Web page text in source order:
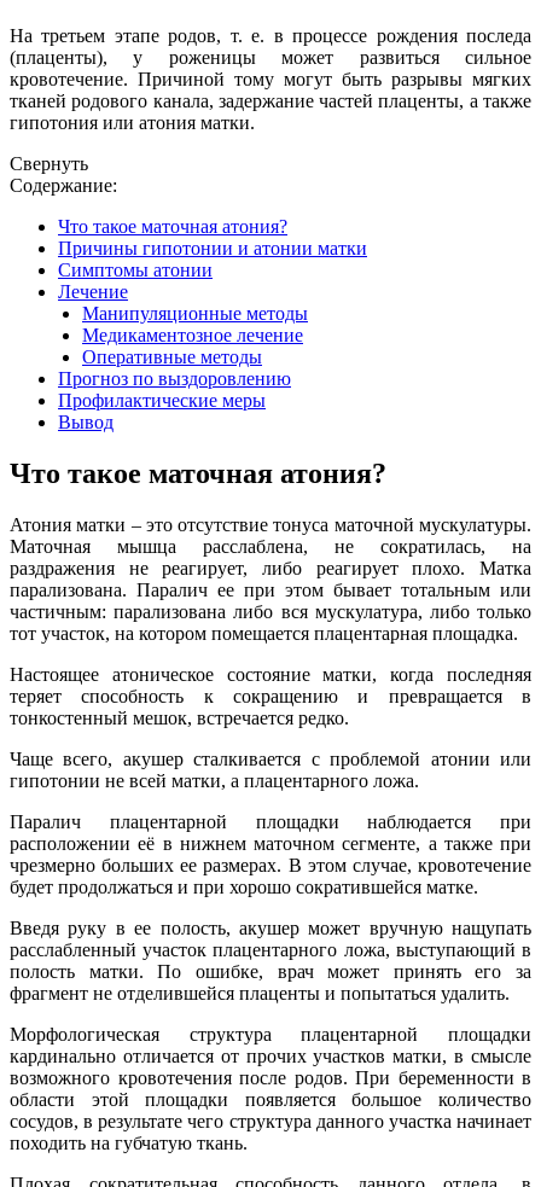
На третьем этапе родов, т. е. в процессе рождения последа
(плаценты), у роженицы может развиться сильное
кровотечение. Причиной тому могут быть разрывы мягких
тканей родового канала, задержание частей плаценты, а также
гипотония или атония матки.
Свернуть
Содержание:
Что такое маточная атония?
Причины гипотонии и атонии матки
Симптомы атонии
Лечение
Манипуляционные методы
Медикаментозное лечение
Оперативные методы
Прогноз по выздоровлению
Профилактические меры
Вывод
Что такое маточная атония?
Атония матки – это отсутствие тонуса маточной мускулатуры.
Маточная мышца расслаблена, не сократилась, на
раздражения не реагирует, либо реагирует плохо. Матка
парализована. Паралич ее при этом бывает тотальным или
частичным: парализована либо вся мускулатура, либо только
тот участок, на котором помещается плацентарная площадка.
Настоящее атоническое состояние матки, когда последняя
теряет способность к сокращению и превращается в
тонкостенный мешок, встречается редко.
Чаще всего, акушер сталкивается с проблемой атонии или
гипотонии не всей матки, а плацентарного ложа.
Паралич плацентарной площадки наблюдается при
расположении её в нижнем маточном сегменте, а также при
чрезмерно больших ее размерах. В этом случае, кровотечение
будет продолжаться и при хорошо сократившейся матке.
Введя руку в ее полость, акушер может вручную нащупать
расслабленный участок плацентарного ложа, выступающий в
полость матки. По ошибке, врач может принять его за
фрагмент не отделившейся плаценты и попытаться удалить.
Морфологическая структура плацентарной площадки
кардинально отличается от прочих участков матки, в смысле
возможного кровотечения после родов. При беременности в
области этой площадки появляется большое количество
сосудов, в результате чего структура данного участка начинает
походить на губчатую ткань.